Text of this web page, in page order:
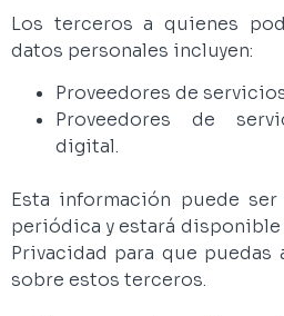
Los terceros a quienes
datos personales incluyen:
Proveedores de
Proveedores de
digital.
Esta información puede
periódica y estará
Privacidad para que puedas
sobre estos terceros.